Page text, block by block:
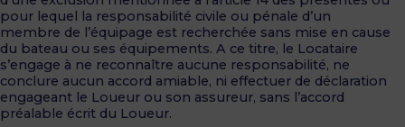
pour lequel la responsabilité civile ou pénale d’un
membre de l’équipage est recherchée sans mise en cause
du bateau ou ses équipements. A ce titre, le Locataire
s’engage à ne reconnaître aucune responsabilité, ne
conclure aucun accord amiable, ni effectuer de déclaration
engageant le Loueur ou son assureur, sans l’accord
préalable écrit du Loueur.